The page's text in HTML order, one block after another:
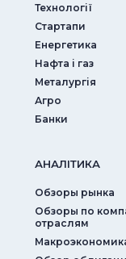
Технології
Стартапи
Енергетика
Нафта і газ
Металургія
Агро
Банки
АНАЛIТИКА
Обзоры рынка
Обзоры по
отраслям